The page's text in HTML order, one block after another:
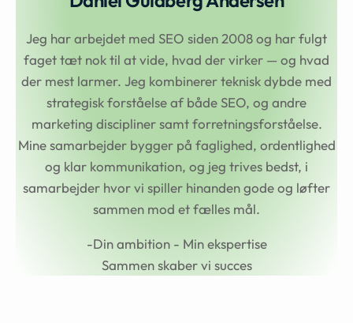
Jeg har arbejdet med SEO siden 2008 og har fulgt
faget tæt nok til at vide, hvad der virker — og hvad
der mest larmer. Jeg kombinerer teknisk dybde med
strategisk forståelse af både SEO, og andre
marketing discipliner samt forretningsforståelse.
Mine samarbejder bygger på faglighed, ordentlighed
og klar kommunikation, og jeg trives bedst, i
samarbejder hvor vi spiller hinanden gode og løfter
sammen mod et fælles mål.
-Din ambition - Min ekspertise
Sammen skaber vi succes